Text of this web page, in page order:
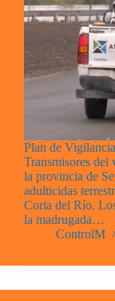
Plan de
Transmisores
la provincia de
adulticidas
Coria del Río.
la madrugada…
ControlM